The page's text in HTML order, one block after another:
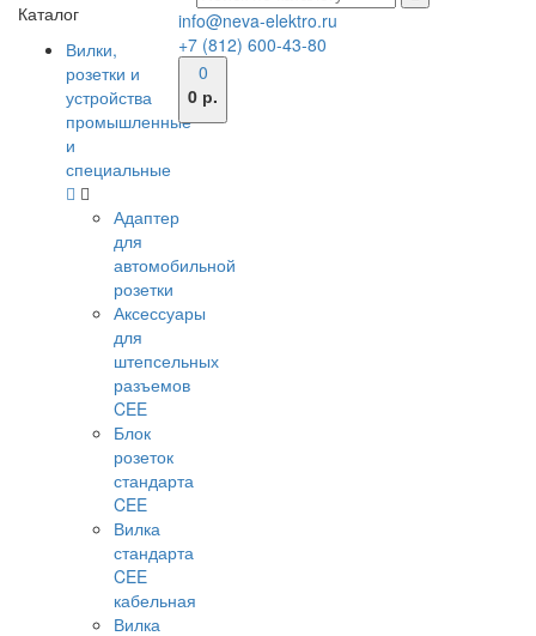
Каталог
Вилки,
розетки и
устройства
промышленные
и
специальные
Адаптер
для
автомобильной
розетки
Аксессуары
для
штепсельных
разъемов
CEE
Блок
розеток
стандарта
CEE
Вилка
стандарта
CEE
кабельная
Вилка
info@neva-elektro.ru
+7 (812) 600-43-80
0
0 р.